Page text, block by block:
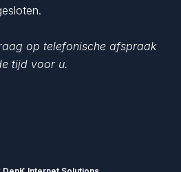
op telefonische afspraak
tijd voor u.